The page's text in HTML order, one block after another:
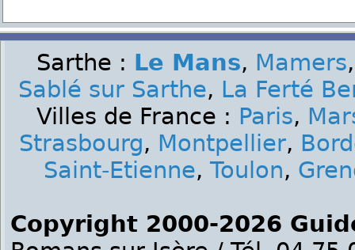
Sarthe : Le Mans, Mamers
Sablé sur Sarthe, La Ferté
Villes de France : Paris,
Strasbourg, Montpellier,
Saint-Etienne, Toulon,
Copyright 2000-2026